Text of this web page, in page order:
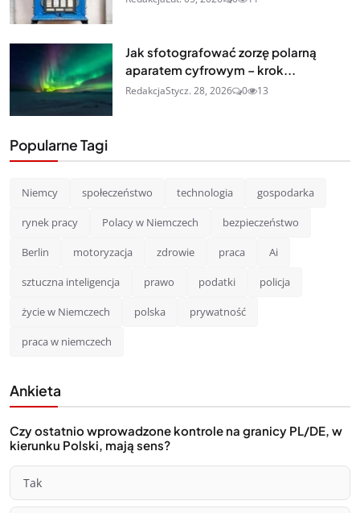
Jak sfotografować zorzę polarną
aparatem cyfrowym – krok...
RedakcjaStycz. 28, 2026 0 13
Popularne Tagi
Niemcy społeczeństwo technologia gospodarka
rynek pracy Polacy w Niemczech bezpieczeństwo
Berlin motoryzacja zdrowie praca Ai
sztuczna inteligencja prawo podatki policja
życie w Niemczech polska prywatność
praca w niemczech
Ankieta
Czy ostatnio wprowadzone kontrole na granicy PL/DE, w
kierunku Polski, mają sens?
Tak